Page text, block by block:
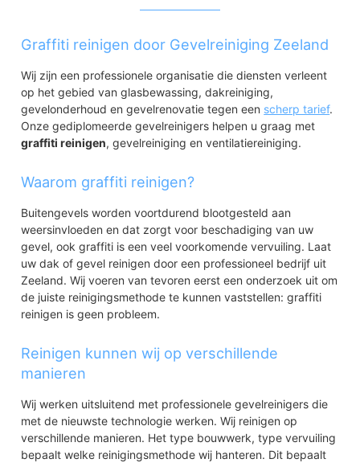
Graffiti reinigen door Gevelreiniging Zeeland
Wij zijn een professionele organisatie die diensten verleent
op het gebied van glasbewassing, dakreiniging,
gevelonderhoud en gevelrenovatie tegen een scherp tarief.
Onze gediplomeerde gevelreinigers helpen u graag met
graffiti reinigen, gevelreiniging en ventilatiereiniging.
Waarom graffiti reinigen?
Buitengevels worden voortdurend blootgesteld aan
weersinvloeden en dat zorgt voor beschadiging van uw
gevel, ook graffiti is een veel voorkomende vervuiling. Laat
uw dak of gevel reinigen door een professioneel bedrijf uit
Zeeland. Wij voeren van tevoren eerst een onderzoek uit om
de juiste reinigingsmethode te kunnen vaststellen: graffiti
reinigen is geen probleem.
Reinigen kunnen wij op verschillende
manieren
Wij werken uitsluitend met professionele gevelreinigers die
met de nieuwste technologie werken. Wij reinigen op
verschillende manieren. Het type bouwwerk, type vervuiling
bepaalt welke reinigingsmethode wij hanteren. Dit bepaalt